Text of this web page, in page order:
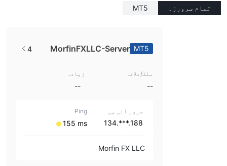
تمام سرورز۔ MT5
MT5
MorfinFXLLC-Server
4
ملک/علاقہ
--
زیادہ
--
سرور آئی پی
188.***.134
Ping
155 ms
Morfin FX LLC